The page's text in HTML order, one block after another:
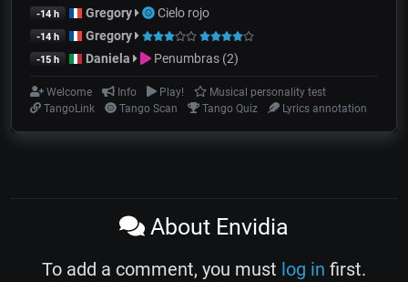
-14 h Gregory Cielo rojo
-14 h Gregory
-15 h Daniela Penumbras (2)
Welcome Info Play!
Musical personality test
TangoLink
Tango Scan Tango Quiz Lyrics annotation
About Envidia
To add a comment, you must log in first.